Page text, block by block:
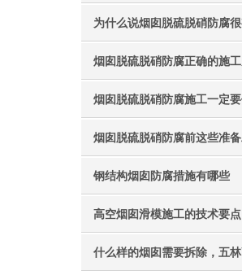
钢结构烟囱防腐措施有哪些
高空烟囱滑模施工的技术要点